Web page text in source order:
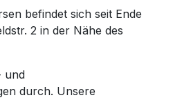
befindet sich seit Ende
2 in der Nähe des
und
durch. Unsere